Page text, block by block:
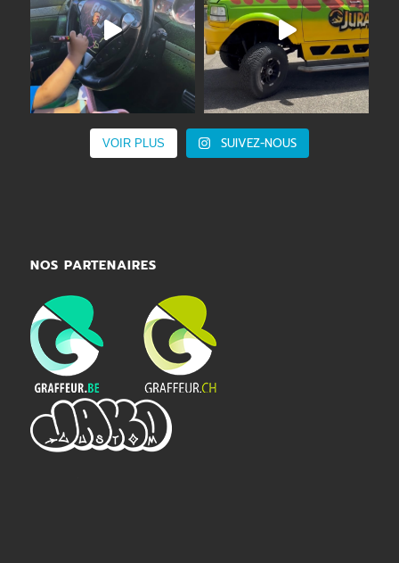
VOIR PLUS SUIVEZ-NOUS
NOS PARTENAIRES